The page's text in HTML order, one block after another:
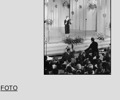
FOTO